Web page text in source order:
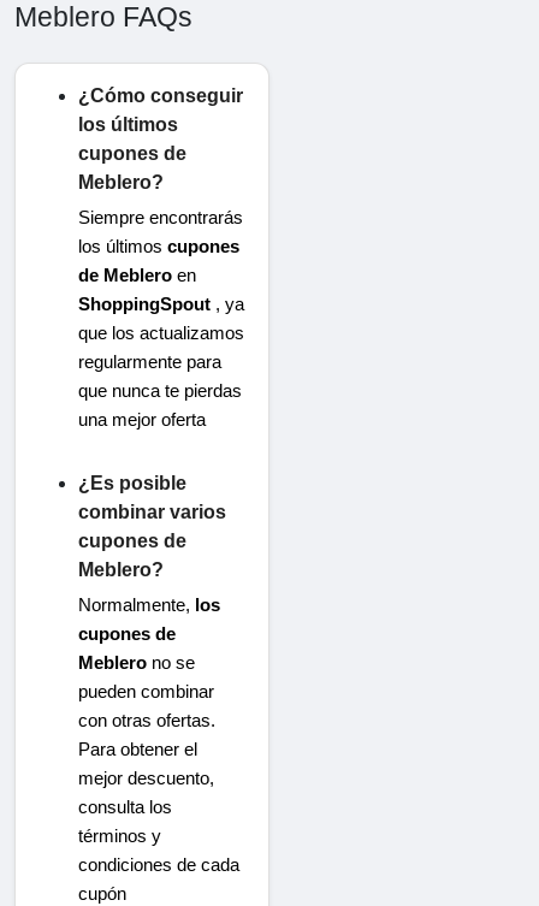
Meblero FAQs
¿Cómo conseguir
los últimos
cupones de
Meblero?
Siempre encontrarás
los últimos cupones
de Meblero en
ShoppingSpout , ya
que los actualizamos
regularmente para
que nunca te pierdas
una mejor oferta
¿Es posible
combinar varios
cupones de
Meblero?
Normalmente, los
cupones de
Meblero no se
pueden combinar
con otras ofertas.
Para obtener el
mejor descuento,
consulta los
términos y
condiciones de cada
cupón